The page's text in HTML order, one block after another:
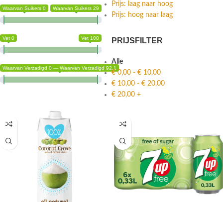
Waarvan Suikers 0 Waarvan Suikers 29
Vet 0 Vet 100
Waarvan Verzadigd 0 — Waarvan Verzadigd 92.1
Prijs: laag naar hoog
Prijs: hoog naar laag
PRIJSFILTER
Alle
€0,00 - € 10,00
€ 10,00 - € 20,00
€ 20,00 +